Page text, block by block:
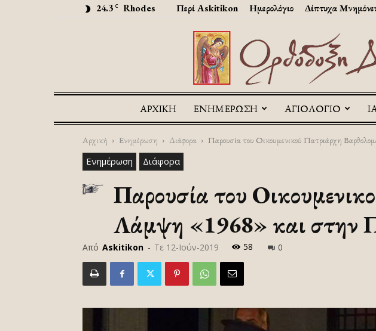
24.3 C Rhodes Περί Askitikon Ημερολόγιο Δίπτυχα
ΑΡΧΙΚΉ ΕΝΗΜΕΡΩΣΗ ΑΓΙΟΛΟΓΙΟ
Αρχική Ενημέρωση Διάφορα Παρουσία του Οικουμενικού Πατριάρχη
Ενημέρωση Διάφορα
Παρουσία του
Λάμψη «1968» και στην
Από Askitikon - Τε 12-Ιούν-2019 58 0